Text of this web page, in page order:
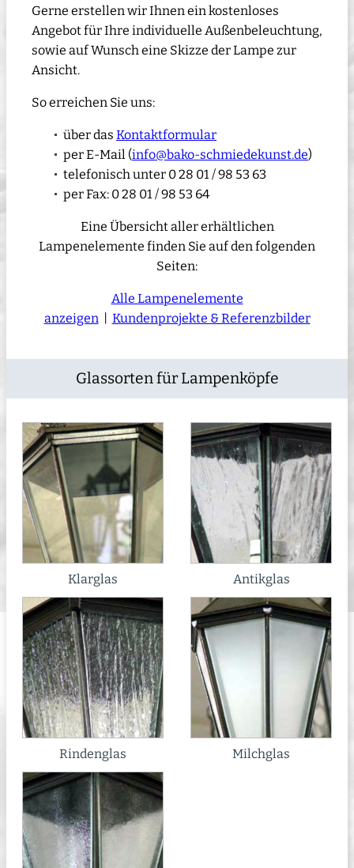
Gerne erstellen wir Ihnen ein kostenloses
Angebot für Ihre individuelle Außenbeleuchtung,
sowie auf Wunsch eine Skizze der Lampe zur
Ansicht.
So erreichen Sie uns:
über das Kontaktformular
per E-Mail (info@bako-schmiedekunst.de)
telefonisch unter 0 28 01 / 98 53 63
per Fax: 0 28 01 / 98 53 64
Eine Übersicht aller erhältlichen
Lampenelemente finden Sie auf den folgenden
Seiten:
Alle Lampenelemente
anzeigen| Kundenprojekte & Referenzbilder
Glassorten für Lampenköpfe
Klarglas Antikglas
Rindenglas Milchglas